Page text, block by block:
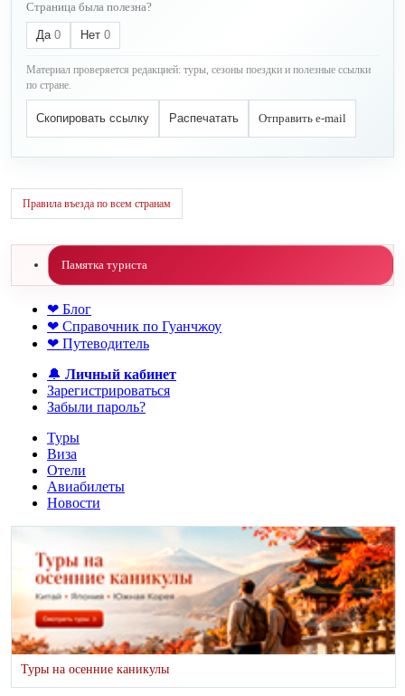
Страница была полезна?
Да 0 Нет 0
Материал проверяется редакцией: туры, сезоны поездки и полезные ссылки
по стране.
Скопировать ссылку Распечатать Отправить e-mail
Правила въезда по всем странам
Памятка туриста
❤ Блог
❤ Справочник по Гуанчжоу
❤ Путеводитель
🔔 Личный кабинет
Зарегистрироваться
Забыли пароль?
Туры
Виза
Отели
Авиабилеты
Новости
Туры на осенние каникулы